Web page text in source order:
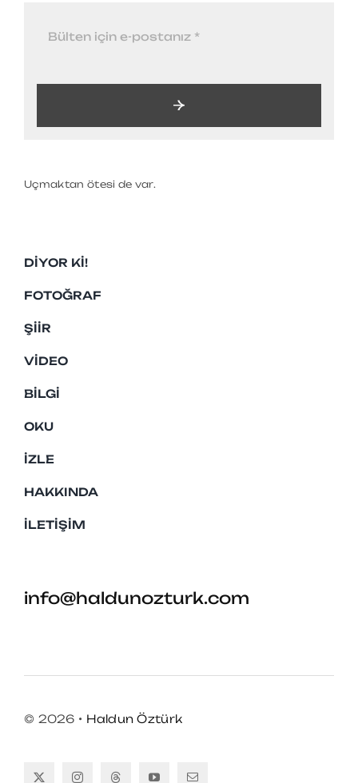
Uçmaktan ötesi de var.
DIYOR KI!
FOTOĞRAF
ŞIIR
VIDEO
BILGI
OKU
İZLE
HAKKINDA
İLETIŞIM
info@haldunozturk.com
© 2026 • Haldun Öztürk